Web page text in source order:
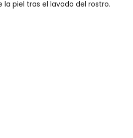
piel tras el lavado del rostro.